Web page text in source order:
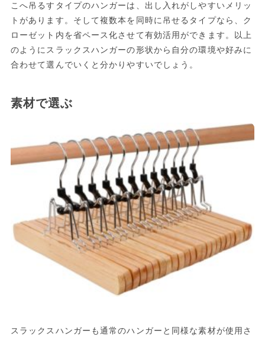
こへ吊るすタイプのハンガーは、出し入れがしやすいメリッ
トがあります。そして複数本を同時に吊せるタイプなら、ク
ローゼット内を省ペース化させて有効活用ができます。以上
のようにスラックスハンガーの形状から自分の環境や好みに
合わせて選んでいくと分かりやすいでしょう。
素材で選ぶ
スラックスハンガーも通常のハンガーと同様な素材が使用さ